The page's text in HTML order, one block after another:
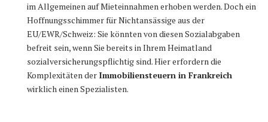
im Allgemeinen auf Mieteinnahmen erhoben werden. Doch ein
Hoffnungsschimmer für Nichtansässige aus der
EU/EWR/Schweiz: Sie könnten von diesen Sozialabgaben
befreit sein, wenn Sie bereits in Ihrem Heimatland
sozialversicherungspflichtig sind. Hier erfordern die
Komplexitäten der Immobiliensteuern in Frankreich
wirklich einen Spezialisten.